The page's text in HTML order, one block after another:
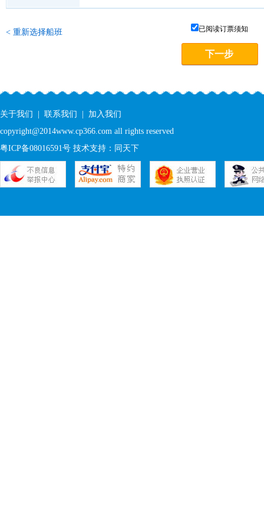
< 重新选择船班 已阅读订票须知
关于我们 联系我们
加入我们
copyright@2014www.cp366.com all rights reserved
粤ICP备08016591号 技术支持：同天下